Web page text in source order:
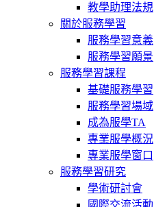
教學助理法規
關於服務學習
服務學習意義
服務學習願景
服務學習課程
基礎服務學習
服務學習場域
成為服學TA
專業服學概況
專業服學窗口
服務學習研究
學術研討會
國際交流活動